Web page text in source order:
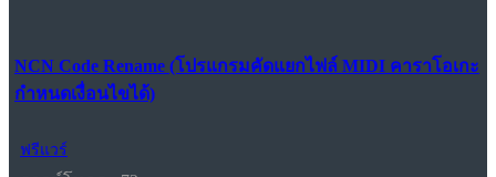
NCN Code Rename (โปรแกรมคัดแยกไฟล์ MIDI คาราโอเกะ
กำหนดเงื่อนไขได้)
ฟรีแวร์